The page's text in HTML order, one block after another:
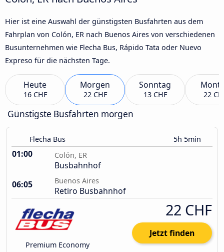
Hier ist eine Auswahl der günstigsten Busfahrten aus dem
Fahrplan von Colón, ER nach Buenos Aires von verschiedenen
Busunternehmen wie Flecha Bus, Rápido Tata oder Nuevo
Expreso für die nächsten Tage.
Heute
16 CHF
Morgen
22 CHF
Sonntag
13 CHF 22
Günstigste Busfahrten morgen
Flecha Bus 5h 5min
01:00 Colón, ER
Busbahnhof
06:05
Buenos Aires
Retiro Busbahnhof
Premium Economy
22 CHF
Jetzt finden